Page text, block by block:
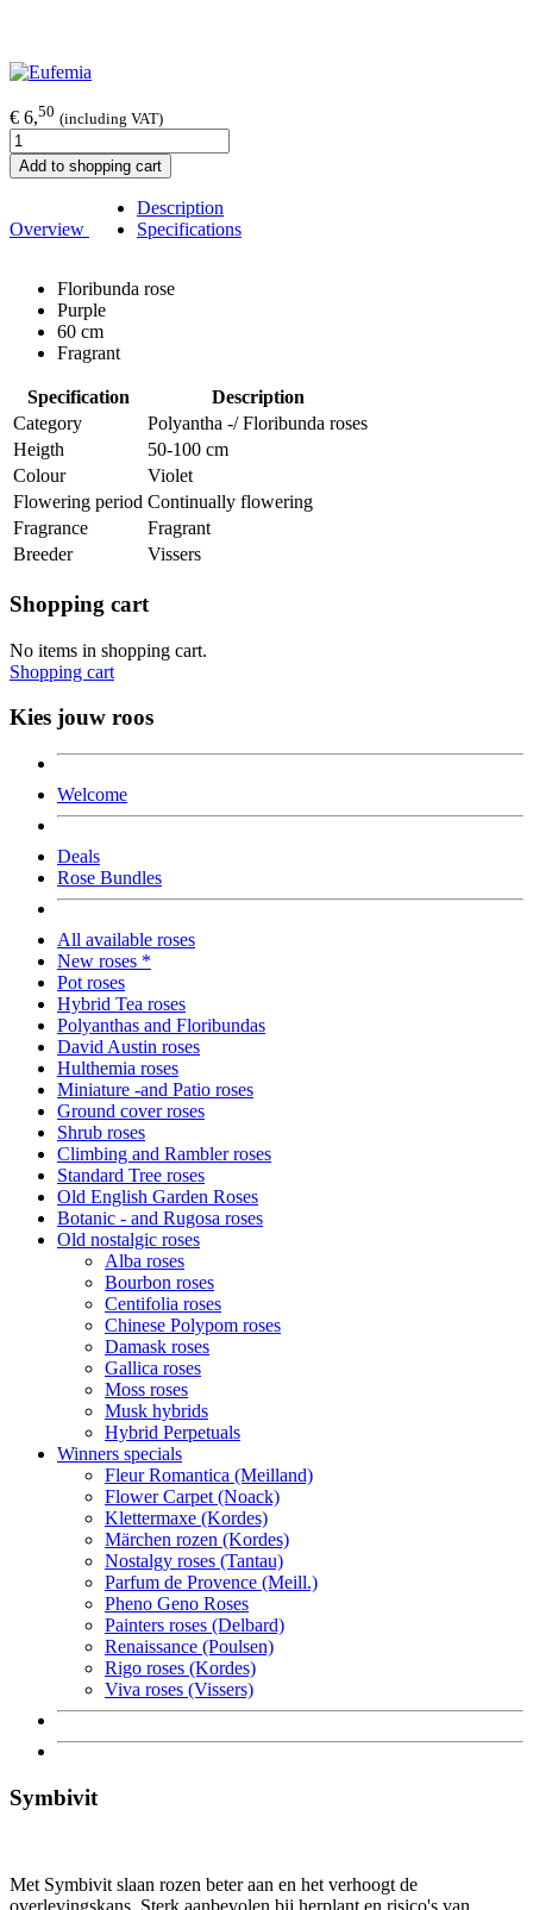
€ 6,50 (including VAT)
Add to shopping cart
Overview
Description
Specifications
Floribunda rose
Purple
60 cm
Fragrant
Specification
Description
Category
Polyantha -/ Floribunda roses
Heigth
50-100 cm
Colour
Violet
Flowering period Continually flowering
Fragrance
Fragrant
Breeder
Vissers
Shopping cart
No items in shopping cart.
Shopping cart
Kies jouw roos
Welcome
Deals
Rose Bundles
All available roses
New roses *
Pot roses
Hybrid Tea roses
Polyanthas and Floribundas
David Austin roses
Hulthemia roses
Miniature -and Patio roses
Ground cover roses
Shrub roses
Climbing and Rambler roses
Standard Tree roses
Old English Garden Roses
Botanic - and Rugosa roses
Old nostalgic roses
Alba roses
Bourbon roses
Centifolia roses
Chinese Polypom roses
Damask roses
Gallica roses
Moss roses
Musk hybrids
Hybrid Perpetuals
Winners specials
Fleur Romantica (Meilland)
Flower Carpet (Noack)
Klettermaxe (Kordes)
Märchen rozen (Kordes)
Nostalgy roses (Tantau)
Parfum de Provence (Meill.)
Pheno Geno Roses
Painters roses (Delbard)
Renaissance (Poulsen)
Rigo roses (Kordes)
Viva roses (Vissers)
Symbivit
Met Symbivit slaan rozen beter aan en het verhoogt de
overlevingskans. Sterk aanbevolen bij herplant en risico's van